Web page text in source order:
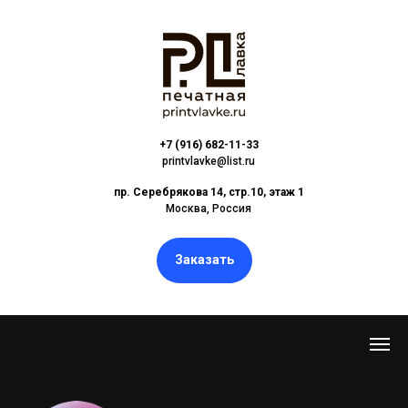
+7 (916) 682-11-33
printvlavke@list.ru
пр. Серебрякова 14, стр.10, этаж 1
Москва, Россия
Заказать